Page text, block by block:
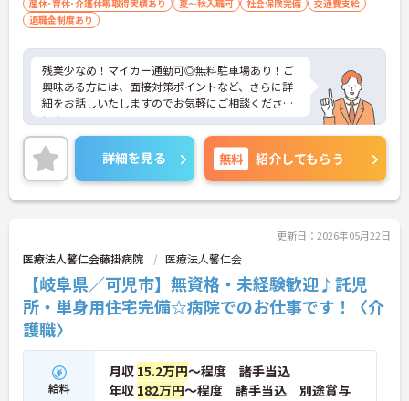
産休･育休･介護休暇取得実績あり 夏～秋入職可 社会保険完備
交通費支給
退職金制度あり
残業少なめ！マイカー通勤可◎無料駐車場あり！ご
興味ある方には、面接対策ポイントなど、さらに詳
細をお話しいたしますのでお気軽にご相談くださ
い！
詳細を見る 無料 紹介してもらう
更新日：2026年05月22日
医療法人馨仁会藤掛病院 医療法人馨仁会
【岐阜県／可児市】無資格・未経験歓迎♪託児
所・単身用住宅完備☆病院でのお仕事です！〈介
護職〉
給料
月収 15.2万円～程度 諸手当込
年収 182万円～程度 諸手当込 別途賞与